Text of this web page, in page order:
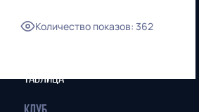
Количество показов: 362
ТАБЛИЦА